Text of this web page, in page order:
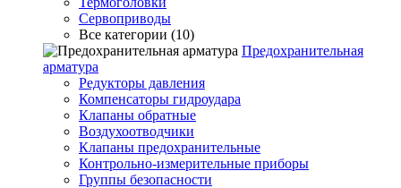
Сервоприводы
Все категории (10)
Предохранительная
арматура
Редукторы давления
Компенсаторы гидроудара
Клапаны обратные
Воздухоотводчики
Клапаны предохранительные
Контрольно-измерительные приборы
Группы безопасности